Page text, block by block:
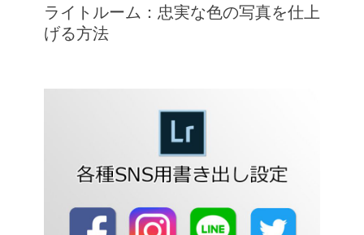
ライトルーム：忠実な色の写真を仕上
げる方法